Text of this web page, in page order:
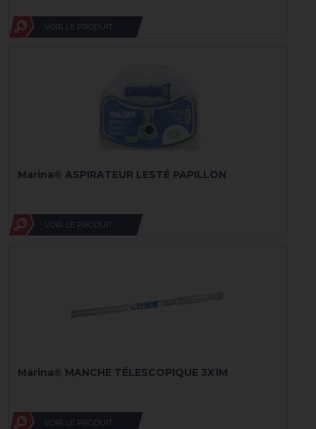
VOIR LE PRODUIT
Marina® ASPIRATEUR LESTÉ PAPILLON
VOIR LE PRODUIT
Marina® MANCHE TÉLESCOPIQUE 3X1M
VOIR LE PRODUIT